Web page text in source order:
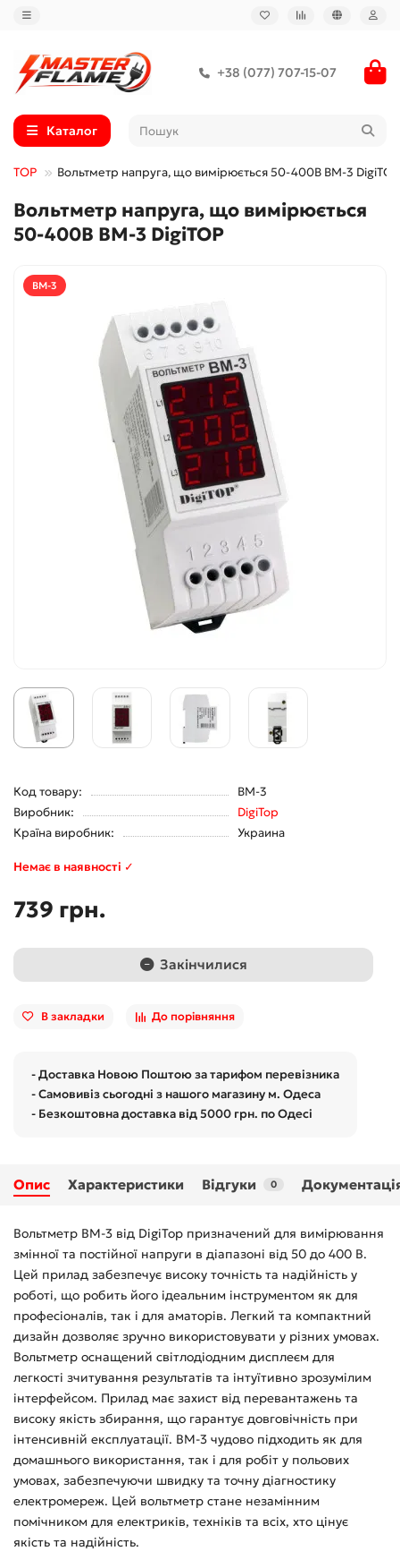
+38 (077) 707-15-07
Каталог
Вольтметр напруга, що вимірюється 50-400В ВМ-3 DigiTOP
Вольтметр напруга, що вимірюється
50-400В ВМ-3 DigiTOP
ВМ-3
Код товару:
ВМ-3
Виробник:
DigiTop
Країна виробник:
Украина
Немає в наявності ✓
739 грн.
Закінчилися
В закладки До порівняння
- Доставка Новою Поштою за тарифом перевізника
- Самовивіз сьогодні з нашого магазину м. Одеса
- Безкоштовна доставка від 5000 грн. по Одесі
Опис Характеристики Відгуки 0
Вольтметр ВМ-3 від DigiTop призначений для вимірювання
змінної та постійної напруги в діапазоні від 50 до 400 В.
Цей прилад забезпечує високу точність та надійність у
роботі, що робить його ідеальним інструментом як для
професіоналів, так і для аматорів. Легкий та компактний
дизайн дозволяє зручно використовувати у різних умовах.
Вольтметр оснащений світлодіодним дисплеєм для
легкості зчитування результатів та інтуїтивно зрозумілим
інтерфейсом. Прилад має захист від перевантажень та
високу якість збирання, що гарантує довговічність при
інтенсивній експлуатації. ВМ-3 чудово підходить як для
домашнього використання, так і для робіт у польових
умовах, забезпечуючи швидку та точну діагностику
електромереж. Цей вольтметр стане незамінним
помічником для електриків, техніків та всіх, хто цінує
якість та надійність.